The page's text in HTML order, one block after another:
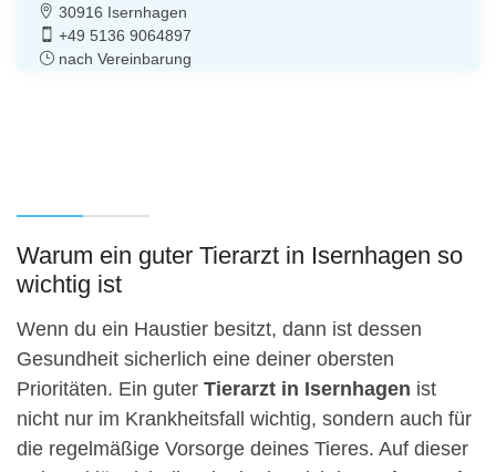
30916 Isernhagen
+49 5136 9064897
nach Vereinbarung
Warum ein guter Tierarzt in Isernhagen so
wichtig ist
Wenn du ein Haustier besitzt, dann ist dessen
Gesundheit sicherlich eine deiner obersten
Prioritäten. Ein guter Tierarzt in Isernhagen ist
nicht nur im Krankheitsfall wichtig, sondern auch für
die regelmäßige Vorsorge deines Tieres. Auf dieser